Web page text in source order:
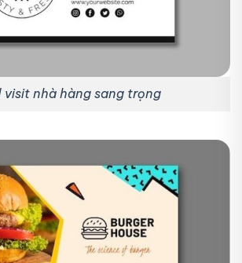
visit nhà hàng sang trọng